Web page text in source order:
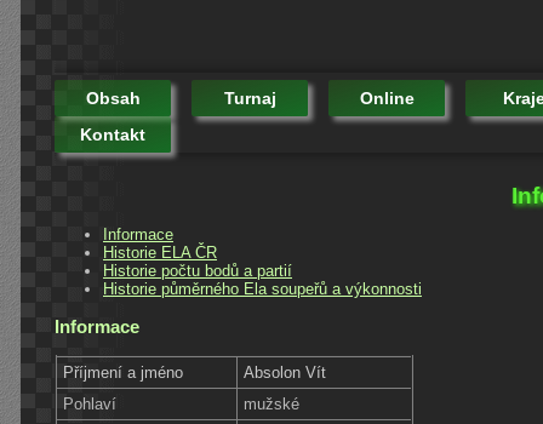
Obsah Turnaj Online
Kontakt
Informace
Historie ELA ČR
Historie počtu bodů a partií
Historie půměrného Ela soupeřů a výkonnosti
Informace
Příjmení a jméno
Absolon Vít
Pohlaví
mužské